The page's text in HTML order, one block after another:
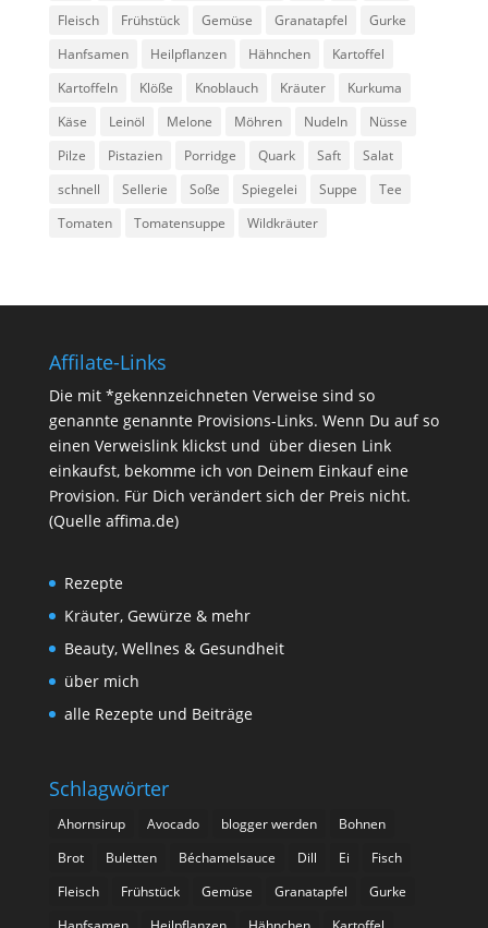
Fleisch
Frühstück Gemüse Granatapfel
Gurke
Hanfsamen
Heilpflanzen Hähnchen
Kartoffel
Kartoffeln
Klöße Knoblauch Kräuter
Kurkuma
Käse
Leinöl Melone Möhren Nudeln
Nüsse
Pilze
Pistazien Porridge Quark Saft
Salat
schnell
Sellerie Soße Spiegelei Suppe
Tee
Tomaten
Tomatensuppe Wildkräuter
Affilate-Links
Die mit *gekennzeichneten Verweise sind so
genannte genannte Provisions-Links. Wenn Du auf so
einen Verweislink klickst und über diesen Link
einkaufst, bekomme ich von Deinem Einkauf eine
Provision. Für Dich verändert sich der Preis nicht.
(Quelle affima.de)
Rezepte
Kräuter, Gewürze & mehr
Beauty, Wellnes & Gesundheit
über mich
alle Rezepte und Beiträge
Schlagwörter
Ahornsirup Avocado blogger werden
Bohnen
Brot
Buletten Béchamelsauce Dill Ei
Fisch
Fleisch
Frühstück Gemüse Granatapfel
Gurke